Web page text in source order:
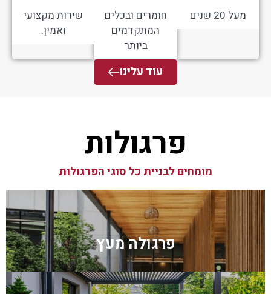
מעל 20 שנים
חומרים ובכלים
המתקדמים
ביותר
שירות מקצועי
ואמין.
עוד עלינו
פרגולות
מומחים לבניית כל סוגי הפרגולות
פרגולה מעץ